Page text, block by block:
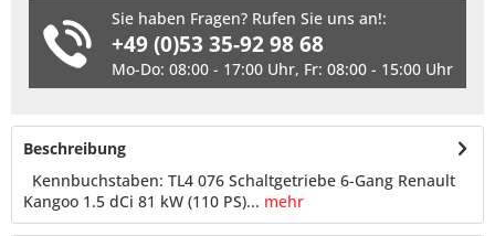
Sie haben Fragen? Rufen Sie uns an!:
+49 (0)53 35-92 98 68
Mo-Do: 08:00 - 17:00 Uhr, Fr: 08:00 - 15:00 Uhr
Beschreibung
Kennbuchstaben: TL4 076 Schaltgetriebe 6-Gang Renault
Kangoo 1.5 dCi 81 kW (110 PS)... mehr